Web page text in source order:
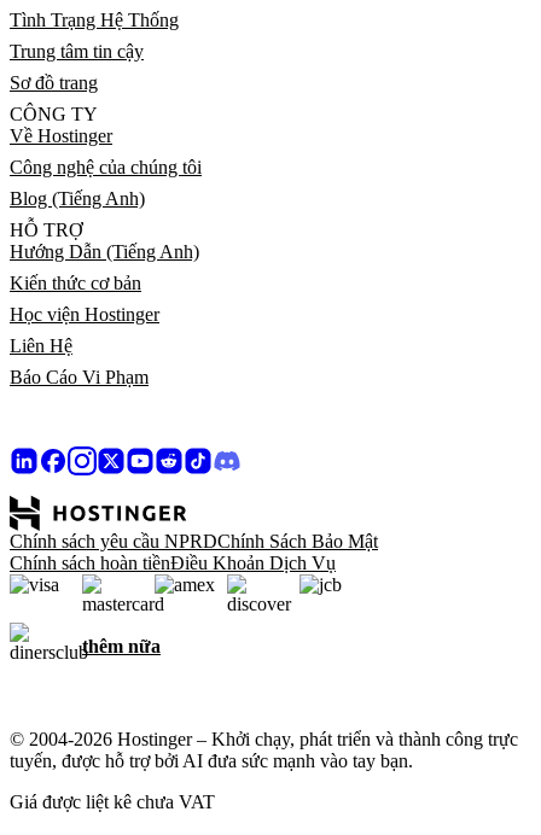
Tình Trạng Hệ Thống
Trung tâm tin cậy
Sơ đồ trang
CÔNG TY
Về Hostinger
Công nghệ của chúng tôi
Blog (Tiếng Anh)
HỖ TRỢ
Hướng Dẫn (Tiếng Anh)
Kiến thức cơ bản
Học viện Hostinger
Liên Hệ
Báo Cáo Vi Phạm
Chính sách yêu cầu NPRDChính Sách Bảo Mật
Chính sách hoàn tiềnĐiều Khoản Dịch Vụ
thêm nữa
© 2004-2026 Hostinger – Khởi chạy, phát triển và thành công trực
tuyến, được hỗ trợ bởi AI đưa sức mạnh vào tay bạn.
Giá được liệt kê chưa VAT